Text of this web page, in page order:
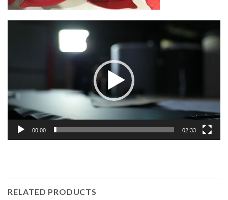
00:00 02:33
RELATED PRODUCTS